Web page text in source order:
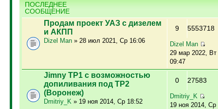
ПОСЛЕДНЕЕ
СООБЩЕНИЕ
Продам проект УАЗ с дизелем
и АКПП
Dizel Man» 28 июл 2021, Ср 16:06
9 5553718
Dizel Man
29 мар 2022, Вт
09:47
Jimny ТР1 с возможностью
допиливания под ТР2
(Воронеж)
Dmitriy_K» 19 ноя 2014, Ср 18:52
0 27583
Dmitriy_K
19 ноя 2014, Ср